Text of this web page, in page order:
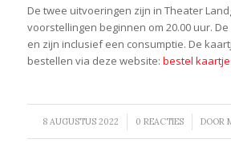
De twee uitvoeringen zijn in Theater
voorstellingen beginnen om 20.00 uur.
en zijn inclusief een consumptie. De
bestellen via deze website: bestel
8 AUGUSTUS 2022
/ 0 REACTIES
/ DOOR